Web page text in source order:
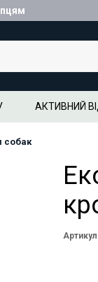
АКТИВНИЙ
собак
Артикул